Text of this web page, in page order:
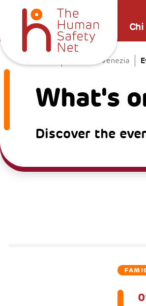
La Casa a Venezia
What's
Discover the